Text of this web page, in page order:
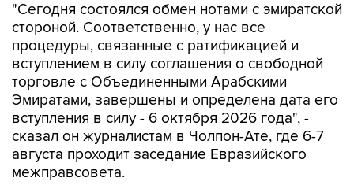
"Сегодня состоялся обмен нотами с эмиратской
стороной. Соответственно, у нас все
процедуры, связанные с ратификацией и
вступлением в силу соглашения о свободной
торговле с Объединенными Арабскими
Эмиратами, завершены и определена дата его
вступления в силу - 6 октября 2026 года", -
сказал он журналистам в Чолпон-Ате, где 6-7
августа проходит заседание Евразийского
межправсовета.